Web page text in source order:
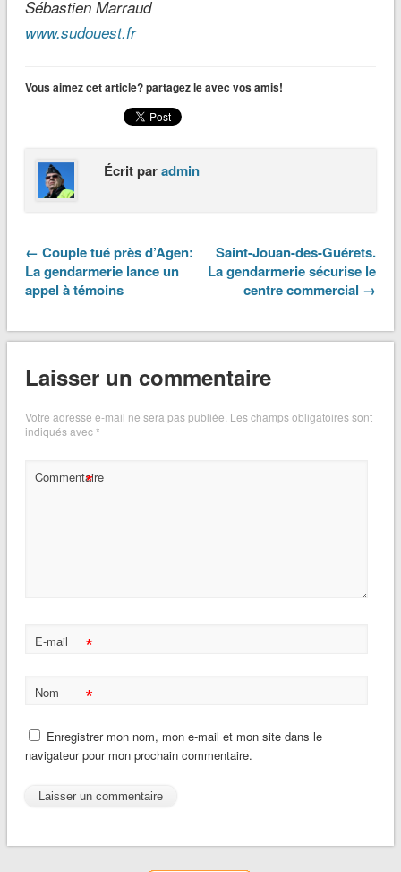
Sébastien Marraud
www.sudouest.fr
Vous aimez cet article? partagez le avec vos amis!
Écrit paradmin
← Couple tué près d’Agen:
La gendarmerie lance un
appel à témoins
Saint-Jouan-des-Guérets.
La gendarmerie sécurise le
centre commercial →
Laisser un commentaire
Votre adresse e-mail ne sera pas publiée. Les champs obligatoires sont
indiqués avec*
Commentaire
*
E-mail *
Nom *
Enregistrer mon nom, mon e-mail et mon site dans le
navigateur pour mon prochain commentaire.